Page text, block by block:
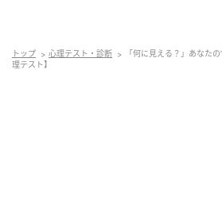
集中型の脳内回路を持っているよ
トップ 心理テスト・診断
「何に見える？」あなた
理テスト】